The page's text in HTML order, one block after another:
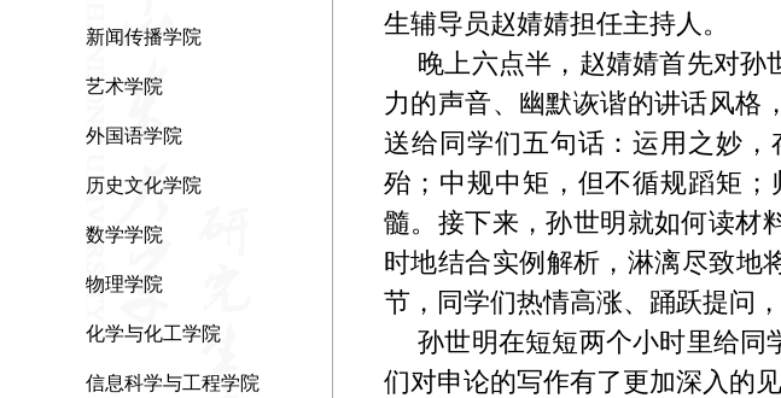
新闻传播学院
艺术学院
外国语学院
历史文化学院
数学学院
物理学院
化学与化工学院
信息科学与工程学院
生辅导员赵婧婧担任主持人。
晚上六点半，赵婧婧首先对孙
力的声音、幽默诙谐的讲话风格
送给同学们五句话：运用之妙
殆；中规中矩，但不循规蹈矩
髓。接下来，孙世明就如何读材
时地结合实例解析，淋漓尽致地
节，同学们热情高涨、踊跃提问
孙世明在短短两个小时里给同
们对申论的写作有了更加深入的